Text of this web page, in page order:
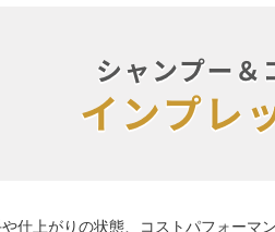
仕上がりの状態、コストパフォーマ